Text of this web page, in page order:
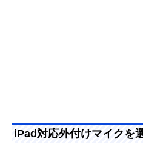
iPad対応外付けマイクを